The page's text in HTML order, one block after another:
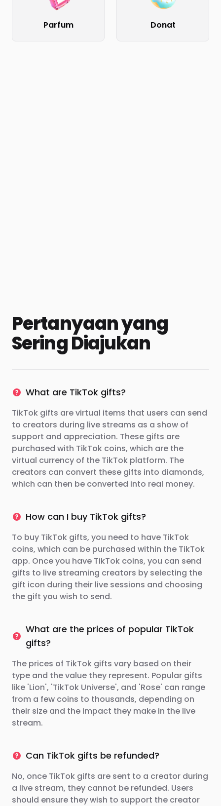
Parfum Donat
Pertanyaan yang
Sering Diajukan
What are TikTok gifts?
TikTok gifts are virtual items that users can send
to creators during live streams as a show of
support and appreciation. These gifts are
purchased with TikTok coins, which are the
virtual currency of the TikTok platform. The
creators can convert these gifts into diamonds,
which can then be converted into real money.
How can I buy TikTok gifts?
To buy TikTok gifts, you need to have TikTok
coins, which can be purchased within the TikTok
app. Once you have TikTok coins, you can send
gifts to live streaming creators by selecting the
gift icon during their live sessions and choosing
the gift you wish to send.
What are the prices of popular TikTok
gifts?
The prices of TikTok gifts vary based on their
type and the value they represent. Popular gifts
like 'Lion', 'TikTok Universe', and 'Rose' can range
from a few coins to thousands, depending on
their size and the impact they make in the live
stream.
Can TikTok gifts be refunded?
No, once TikTok gifts are sent to a creator during
a live stream, they cannot be refunded. Users
should ensure they wish to support the creator